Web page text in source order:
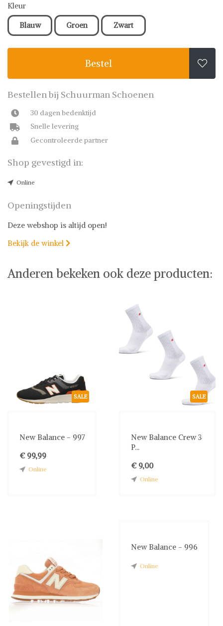
Kleur
Blauw Groen Zwart
Bestel 
Bestellen bij Schuurman Schoenen
30 dagen bedenktijd
Snelle levering
Gecontroleerde partner
Shop gevestigd in:
Online
Openingstijden
Deze webshop is altijd open!
Bekijk de winkel 
Anderen bekeken ook deze producten:
SALE
New Balance - 997
€ 99,99
Online
SALE
New Balance Crew 3
P...
€ 9,00
Online
New Balance - 996
Online